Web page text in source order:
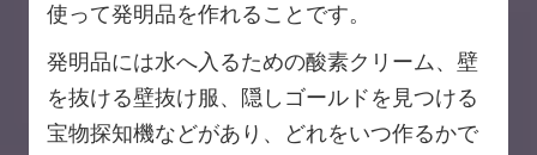
使って発明品を作れることです。
発明品には水へ入るための酸素クリーム、壁
を抜ける壁抜け服、隠しゴールドを見つける
宝物探知機などがあり、どれをいつ作るかで